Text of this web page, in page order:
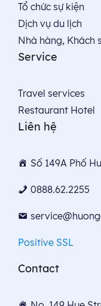
Tổ chức sự kiện
Dịch vụ du lịch
Nhà hàng, Khách
Service
Travel services
Restaurant Hotel
Liên hệ
Số 149A Phố
0888.62.2255
Positive SSL
Contact